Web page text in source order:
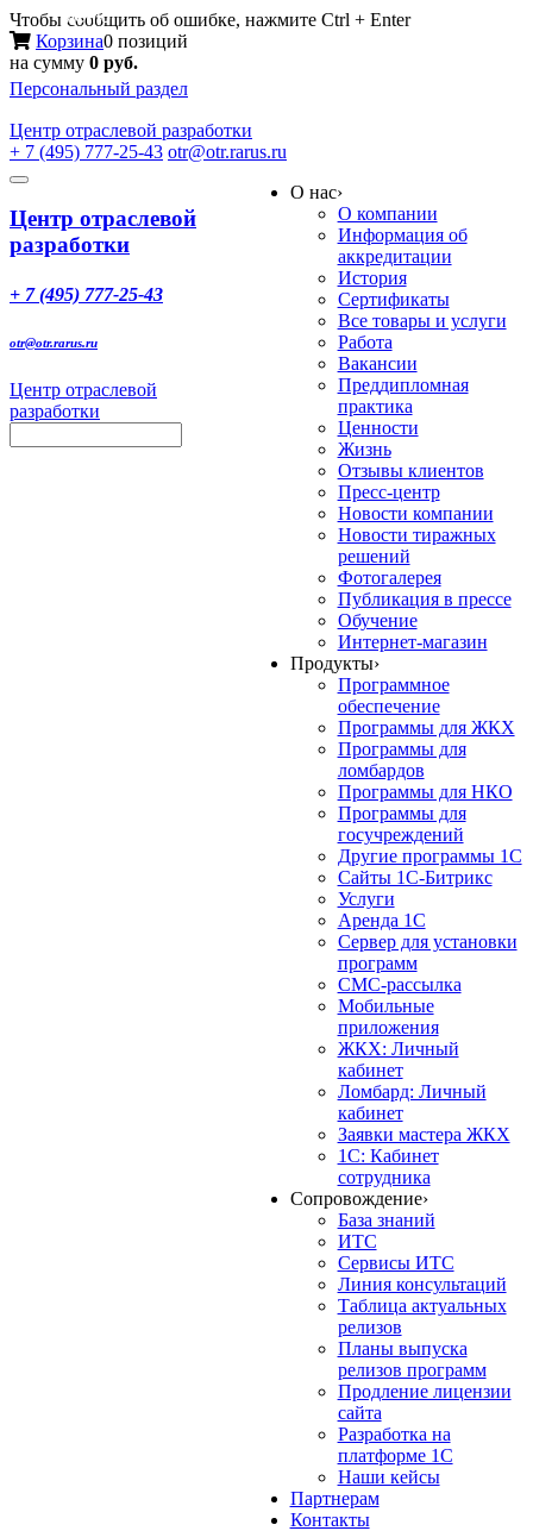
Чтобы сообщить об ошибке, нажмите Ctrl + Enter
Корзина0 позиций
на сумму 0 руб.
Персональный раздел
Центр отраслевой разработки
+ 7 (495) 777-25-43 otr@otr.rarus.ru
Toggle
Меню
Центр отраслевой
разработки
+ 7 (495) 777-25-43
otr@otr.rarus.ru
Центр отраслевой
разработки
О нас›
О компании
Информация об
аккредитации
История
Сертификаты
Все товары и услуги
Работа
Вакансии
Преддипломная
практика
Ценности
Жизнь
Отзывы клиентов
Пресс-центр
Новости компании
Новости тиражных
решений
Фотогалерея
Публикация в прессе
Обучение
Интернет-магазин
Продукты›
Программное
обеспечение
Программы для ЖКХ
Программы для
ломбардов
Программы для НКО
Программы для
госучреждений
Другие программы 1С
Сайты 1С-Битрикс
Услуги
Аренда 1С
Сервер для установки
программ
СМС-рассылка
Мобильные
приложения
ЖКХ: Личный
кабинет
Ломбард: Личный
кабинет
Заявки мастера ЖКХ
1С: Кабинет
сотрудника
Сопровождение›
База знаний
ИТС
Сервисы ИТС
Линия консультаций
Таблица актуальных
релизов
Планы выпуска
релизов программ
Продление лицензии
сайта
Разработка на
платформе 1С
Наши кейсы
Партнерам
Контакты